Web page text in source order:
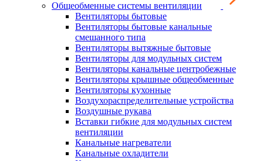
Общеобменные системы вентиляции
Вентиляторы бытовые
Вентиляторы бытовые канальные
смешанного типа
Вентиляторы вытяжные бытовые
Вентиляторы для модульных систем
Вентиляторы канальные центробежные
Вентиляторы крышные общеобменные
Вентиляторы кухонные
Воздухораспределительные устройства
Воздушные рукава
Вставки гибкие для модульных систем
вентиляции
Канальные нагреватели
Канальные охладители